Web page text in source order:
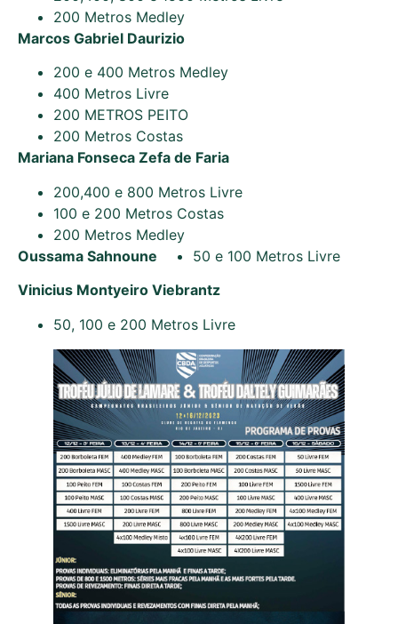
200 Metros Medley
Marcos Gabriel Daurizio
200 e 400 Metros Medley
400 Metros Livre
200 METROS PEITO
200 Metros Costas
Mariana Fonseca Zefa de Faria
200,400 e 800 Metros Livre
100 e 200 Metros Costas
200 Metros Medley
Oussama Sahnoune
50 e 100 Metros Livre
Vinicius Montyeiro Viebrantz
50, 100 e 200 Metros Livre